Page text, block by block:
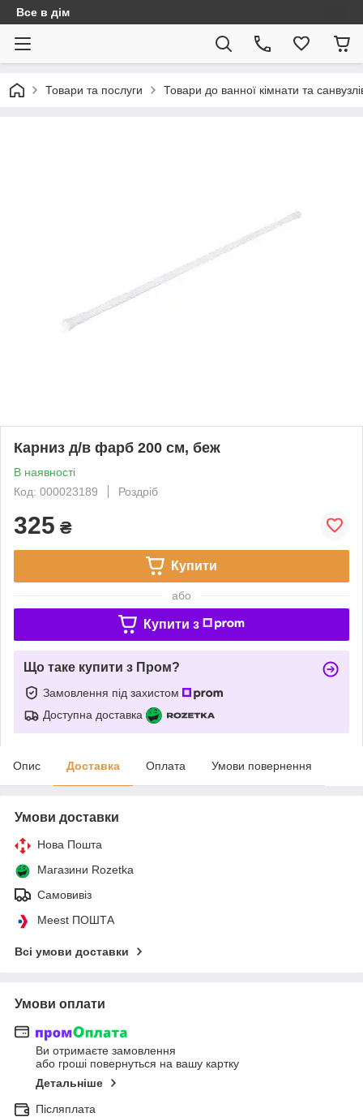
Все в дім
Товари та послуги Товари до ванної кімнати та
Карниз д/в фарб 200 см, беж
В наявності
Код: 000023189
Роздріб
325 ₴
Купити
або
Купити з
Що таке купити з Пром?
Замовлення під захистом
Доступна доставка
Опис Доставка Оплата Умови повернення
Умови доставки
Нова Пошта
Магазини Rozetka
Самовивіз
Meest ПОШТА
Всі умови доставки
Умови оплати
Ви отримаєте замовлення
або гроші повернуться на вашу картку
Детальніше
Післяплата